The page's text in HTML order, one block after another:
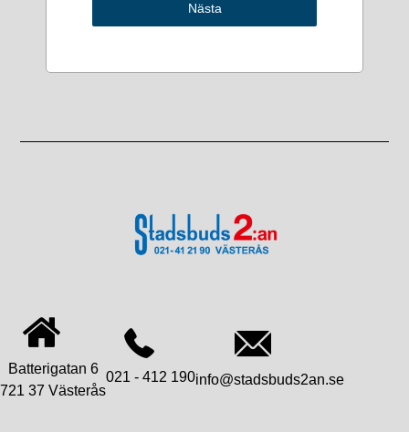
Nästa
Batterigatan 6
721 37 Västerås
021 - 412 190info@stadsbuds2an.se